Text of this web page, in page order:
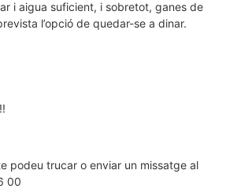
i aigua suficient, i sobretot, ganes de
l’opció de quedar-se a dinar.
podeu trucar o enviar un missatge al
00